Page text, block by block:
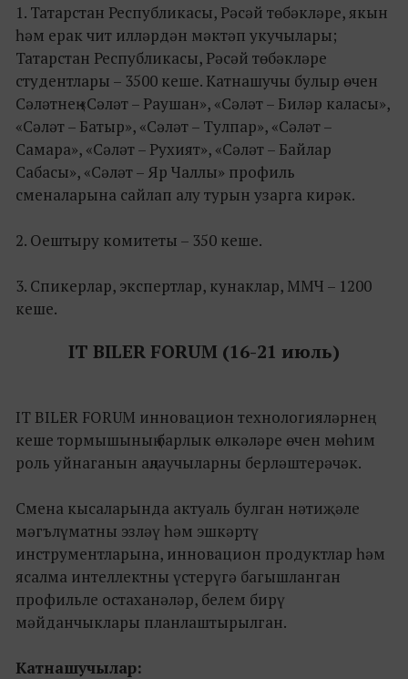
1. Татарстан Республикасы, Рәсәй төбәкләре, якын
һәм ерак чит илләрдән мәктәп укучылары;
Татарстан Республикасы, Рәсәй төбәкләре
студентлары – 3500 кеше. Катнашучы булыр өчен
Сәләтнең «Сәләт – Раушан», «Сәләт – Биләр каласы»,
«Сәләт – Батыр», «Сәләт – Тулпар», «Сәләт –
Самара», «Сәләт – Рухият», «Сәләт – Байлар
Сабасы», «Сәләт – Яр Чаллы» профиль
сменаларына сайлап алу турын узарга кирәк.
2. Оештыру комитеты – 350 кеше.
3. Спикерлар, экспертлар, кунаклар, ММЧ – 1200
кеше.
IT BILER FORUM (16-21 июль)
IT BILER FORUM инновацион технологияләрнең
кеше тормышының барлык өлкәләре өчен мөһим
роль уйнаганын аңлаучыларны берләштерәчәк.
Смена кысаларында актуаль булган нәтиҗәле
мәгълүматны эзләү һәм эшкәртү
инструментларына, инновацион продуктлар һәм
ясалма интеллектны үстерүгә багышланган
профильле остаханәләр, белем бирү
мәйданчыклары планлаштырылган.
Катнашучылар: